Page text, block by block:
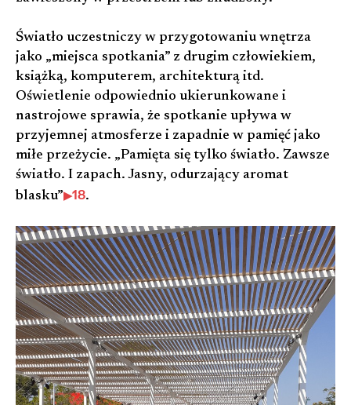
Światło uczestniczy w przygotowaniu wnętrza
jako „miejsca spotkania” z drugim człowiekiem,
książką, komputerem, architekturą itd.
Oświetlenie odpowiednio ukierunkowane i
nastrojowe sprawia, że spotkanie upływa w
przyjemnej atmosferze i zapadnie w pamięć jako
miłe przeżycie. „Pamięta się tylko światło. Zawsze
światło. I zapach. Jasny, odurzający aromat
blasku”
18.